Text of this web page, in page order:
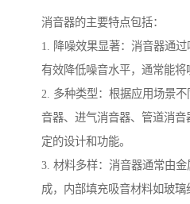
消音器的主要特点包括：
1. 降噪效果显著：消音器通过
有效降低噪音水平，通常能将
2. 多种类型：根据应用场景
音器、进气消音器、管道消
定的设计和功能。
3. 材料多样：消音器通常由
成，内部填充吸音材料如玻